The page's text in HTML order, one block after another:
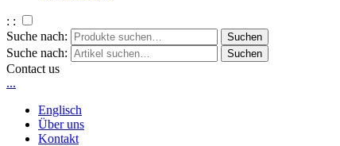
: :
Suche nach:
Suche nach:
Contact us
...
Englisch
Über uns
Kontakt